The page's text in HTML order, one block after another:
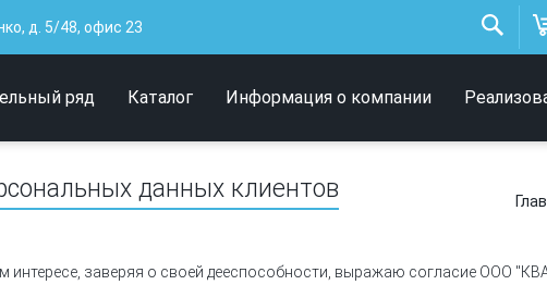
д. 5/48, офис 23
ряд Каталог
Архитектурное освещение
Информация о компании
данных клиентов
интересе, заверяя о своей дееспособности, выражаю согласие ООО